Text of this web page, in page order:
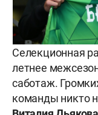
Селекционная
летнее
саботаж.
команды никто